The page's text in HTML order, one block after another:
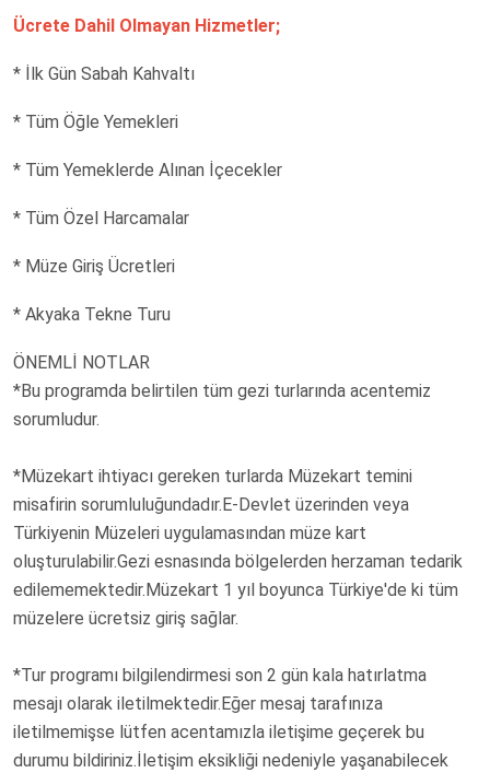
Ücrete Dahil Olmayan Hizmetler;
* İlk Gün Sabah Kahvaltı
* Tüm Öğle Yemekleri
* Tüm Yemeklerde Alınan İçecekler
* Tüm Özel Harcamalar
* Müze Giriş Ücretleri
* Akyaka Tekne Turu
ÖNEMLİ NOTLAR
*Bu programda belirtilen tüm gezi turlarında acentemiz
sorumludur.
*Müzekart ihtiyacı gereken turlarda Müzekart temini
misafirin sorumluluğundadır.E-Devlet üzerinden veya
Türkiyenin Müzeleri uygulamasından müze kart
oluşturulabilir.Gezi esnasında bölgelerden herzaman tedarik
edilememektedir.Müzekart 1 yıl boyunca Türkiye'de ki tüm
müzelere ücretsiz giriş sağlar.
*Tur programı bilgilendirmesi son 2 gün kala hatırlatma
mesajı olarak iletilmektedir.Eğer mesaj tarafınıza
iletilmemişse lütfen acentamızla iletişime geçerek bu
durumu bildiriniz.İletişim eksikliği nedeniyle yaşanabilecek